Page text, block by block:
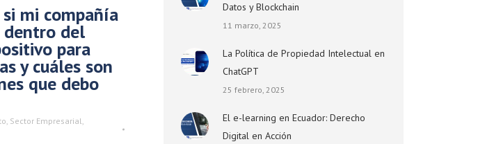
si mi compañía
dentro del
para
y cuáles son
que debo
, Sector Empresarial,
Datos y Blockchain
11 marzo, 2025
La Política de Propiedad Intelectual en
ChatGPT
25 febrero, 2025
El e-learning en Ecuador: Derecho
Digital en Acción